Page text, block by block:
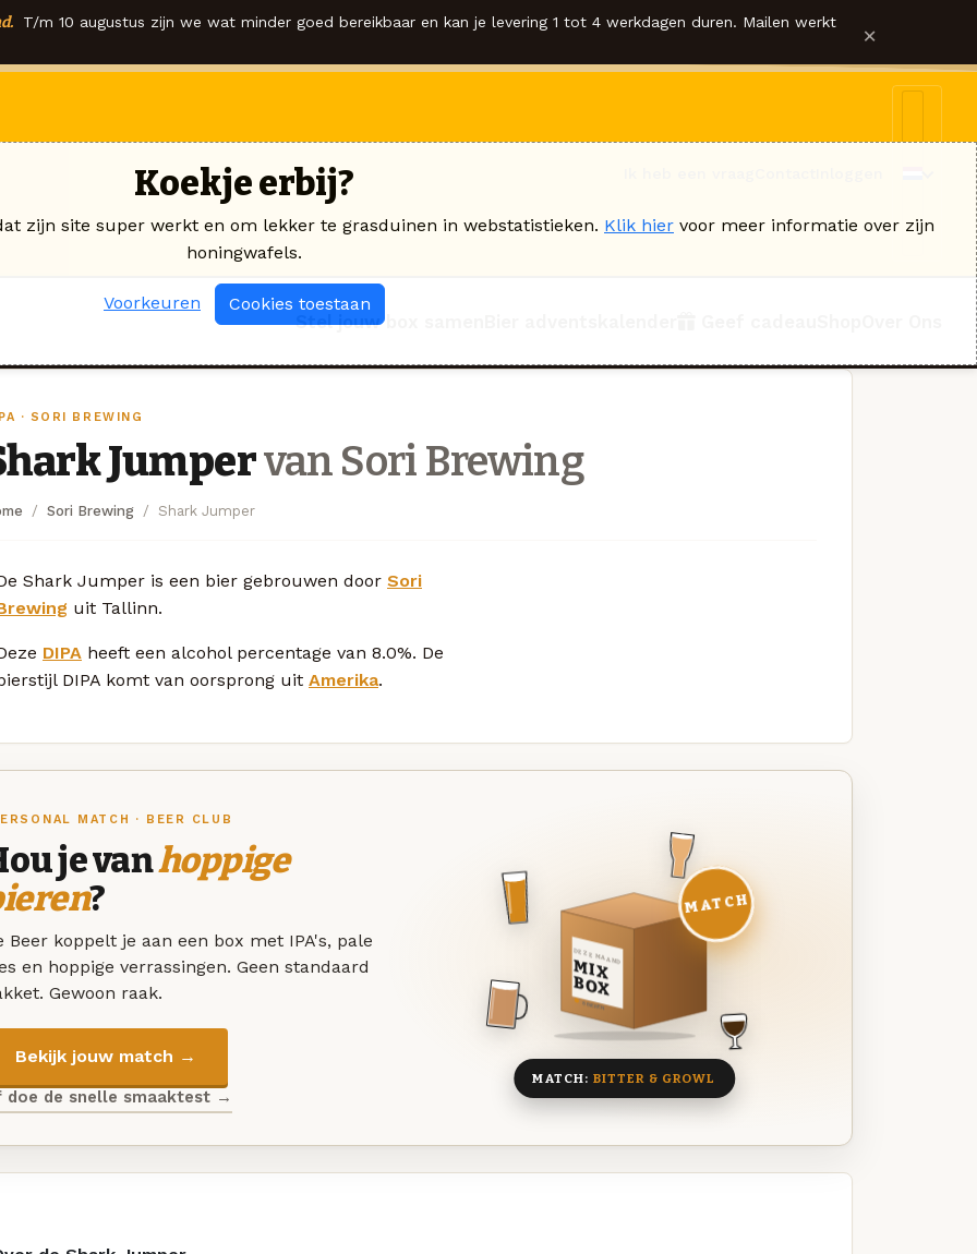
T/m 10 augustus zijn we wat minder goed bereikbaar en kan je levering 1 tot 4 werkdagen duren. Mailen werkt ×
Stel jouw box samen
· SORI BREWING
Jumpervan Sori Brewing
Sori Brewing Shark Jumper
Shark Jumper is een bier gebrouwen door Sori
uit Tallinn.
DIPA heeft een alcohol percentage van 8.0%. De
DIPA komt van oorsprong uit Amerika.
MATCH · BEER CLUB
je vanhoppige
?
Beer koppelt je aan een box met IPA's, pale
en hoppige verrassingen. Geen standaard
Gewoon raak.
Bekijk jouw match →
doe de snelle smaaktest →
DEZE MAAND
MIX
BOX
8 BIEREN
MATCH
MATCH: BITTER & GROWL
Koekje erbij?
zijn site super werkt en om lekker te grasduinen in webstatistieken. Klik hier voor meer informatie over zijn
honingwafels.
Voorkeuren Cookies toestaan